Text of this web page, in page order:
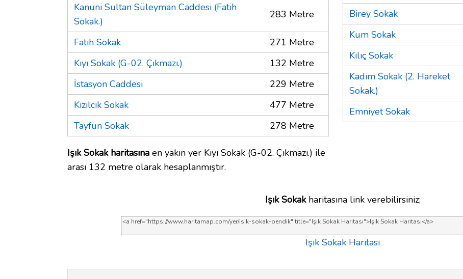
Kanuni Sultan Süleyman Caddesi (Fatih
Sokak.)
283 Metre
Fatih Sokak
271 Metre
Kıyı Sokak (G-02. Çıkmazı.)
132 Metre
İstasyon Caddesi
229 Metre
Kızılcık Sokak
477 Metre
Tayfun Sokak
278 Metre
Işık Sokak haritasına en yakın yer Kıyı Sokak (G-02. Çıkmazı.) ile
arası 132 metre olarak hesaplanmıştır.
Birey Sokak
Kum Sokak
Kılıç Sokak
Kadim Sokak (2. Hareket
Sokak.)
Emniyet Sokak
Işık Sokakharitasına link verebilirsiniz;
Işık Sokak Haritası